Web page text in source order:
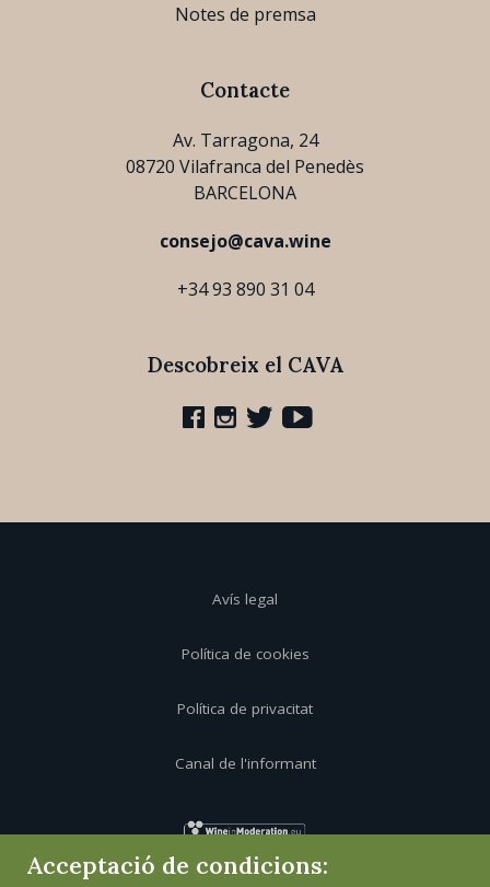
Notes de premsa
Contacte
Av. Tarragona, 24
08720 Vilafranca del Penedès
BARCELONA
consejo@cava.wine
+34 93 890 31 04
Descobreix el CAVA
Avís legal
Política de cookies
Política de privacitat
Canal de l'informant
Acceptació de condicions: